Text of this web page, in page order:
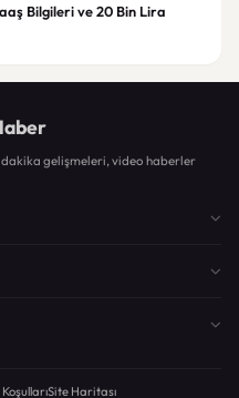
Bilgileri ve 20 Bin Lira
dakika gelişmeleri, video haberler
KoşullarıSite Haritası